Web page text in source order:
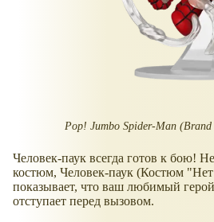
Pop! Jumbo Spider-Man
Человек-паук всегда готов к бою!
костюм, Человек-паук (Костюм
показывает, что ваш любимый
отступает перед вызовом.